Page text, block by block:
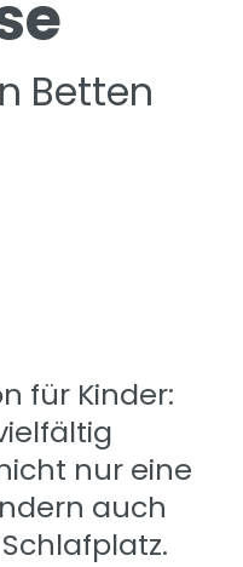
Betten
für Kinder:
nur eine
auch